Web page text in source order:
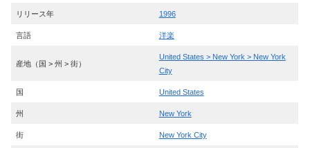
リリース年 1996
言語 洋楽
産地（国 > 州 > 街）
United States > New York > New York
City
国 United States
州 New York
街 New York City